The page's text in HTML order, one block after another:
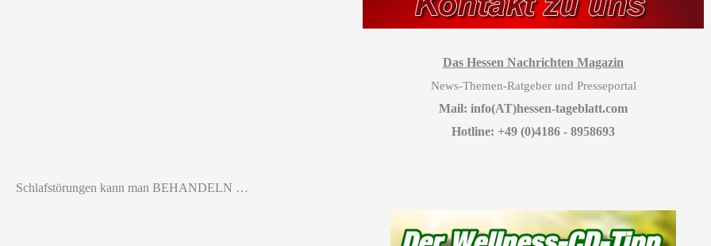
Das Hessen Nachrichten Magazin
News-Themen-Ratgeber und Presseportal
Mail: info(AT)hessen-tageblatt.com
Hotline: +49 (0)4186 - 8958693
Schlafstörungen kann man BEHANDELN …